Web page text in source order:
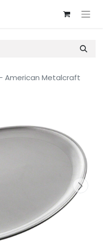
American Metalcraft